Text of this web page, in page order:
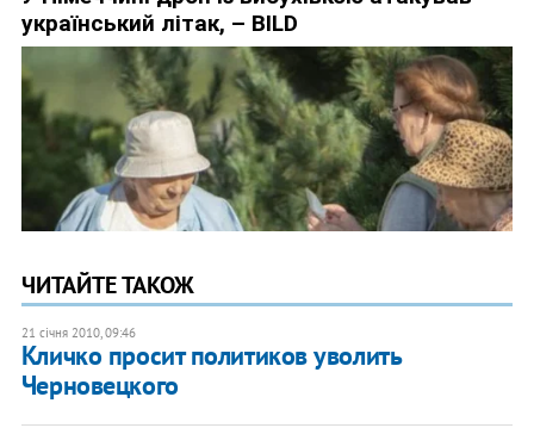
ЧИТАЙТЕ ТАКОЖ
21 січня 2010, 09:46
Кличко просит политиков уволить
Черновецкого